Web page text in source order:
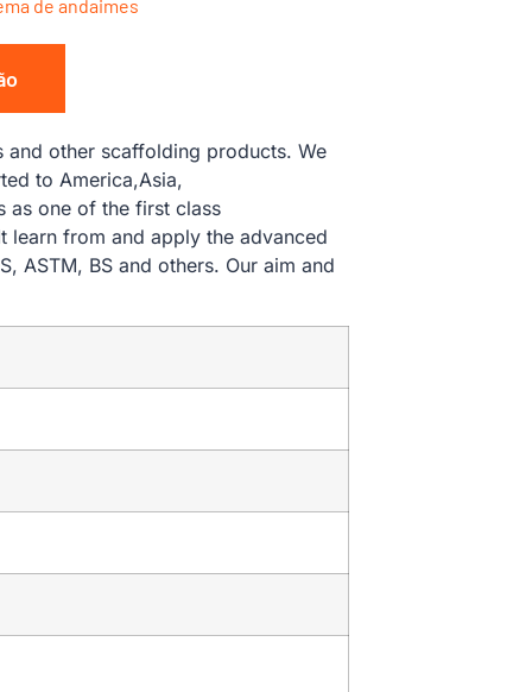
de andaimes
other scaffolding products. We
to America,Asia,
as one of the first class
learn from and apply the advanced
ASTM, BS and others. Our aim and